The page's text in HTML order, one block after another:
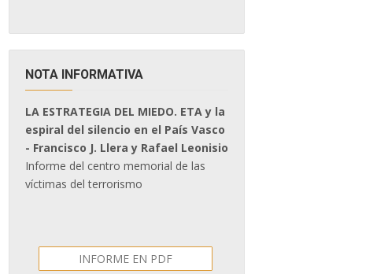
NOTA INFORMATIVA
LA ESTRATEGIA DEL MIEDO. ETA y la
espiral del silencio en el País Vasco
- Francisco J. Llera y Rafael Leonisio
Informe del centro memorial de las
víctimas del terrorismo
INFORME EN PDF